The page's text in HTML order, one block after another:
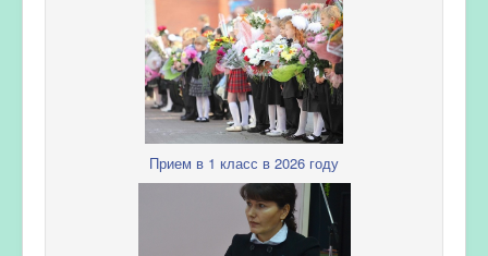
Прием в 1 класс в 2026 году